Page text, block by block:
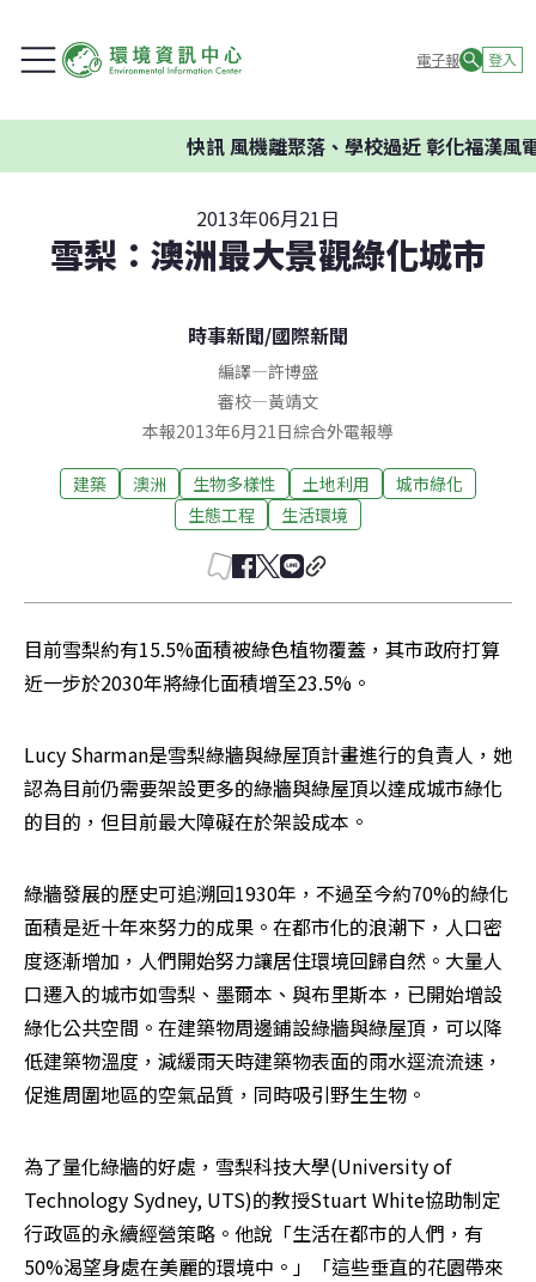
電子報 登入
快訊風機離聚落、學校過近 彰化福漢風
2013年06月21日
雪梨：澳洲最大景觀綠化城市
時事新聞/國際新聞
編譯—許博盛
審校—黃靖文
本報2013年6月21日綜合外電報導
建築 澳洲 生物多樣性 土地利用
城市綠化
生態工程
生活環境
目前雪梨約有15.5%面積被綠色植物覆蓋，其市政府打算
近一步於2030年將綠化面積增至23.5%。
Lucy Sharman是雪梨綠牆與綠屋頂計畫進行的負責人，她
認為目前仍需要架設更多的綠牆與綠屋頂以達成城市綠化
的目的，但目前最大障礙在於架設成本。
綠牆發展的歷史可追溯回1930年，不過至今約70%的綠化
面積是近十年來努力的成果。在都市化的浪潮下，人口密
度逐漸增加，人們開始努力讓居住環境回歸自然。大量人
口遷入的城市如雪梨、墨爾本、與布里斯本，已開始增設
綠化公共空間。在建築物周邊鋪設綠牆與綠屋頂，可以降
低建築物溫度，減緩雨天時建築物表面的雨水逕流流速，
促進周圍地區的空氣品質，同時吸引野生生物。
為了量化綠牆的好處，雪梨科技大學(University of
Technology Sydney, UTS)的教授Stuart White協助制定
行政區的永續經營策略。他說「生活在都市的人們，有
50%渴望身處在美麗的環境中。」「這些垂直的花園帶來